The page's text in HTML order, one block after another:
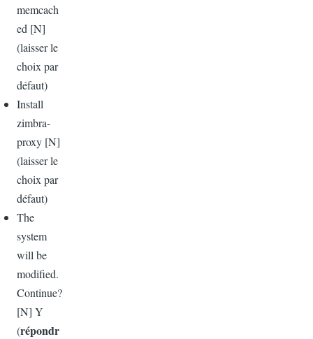
memcach
ed [N]
(laisserle
choix par
défaut)
Install
zimbra-
proxy [N]
(laisserle
choix par
défaut)
The
system
will be
modified.
Continue?
[N] Y
(répondr